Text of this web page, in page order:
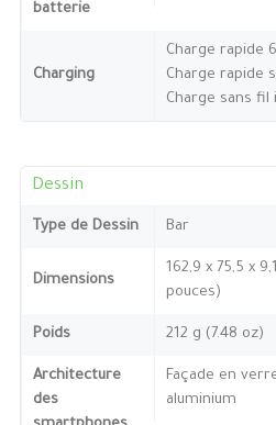
batterie
Charging
Charge rapide
Charge rapide
Charge sans fil
Dessin
Type de Dessin Bar
Dimensions
162,9 x 75,5 x
pouces)
Poids 212 g (7.48 oz)
Architecture
des
Façade en
aluminium